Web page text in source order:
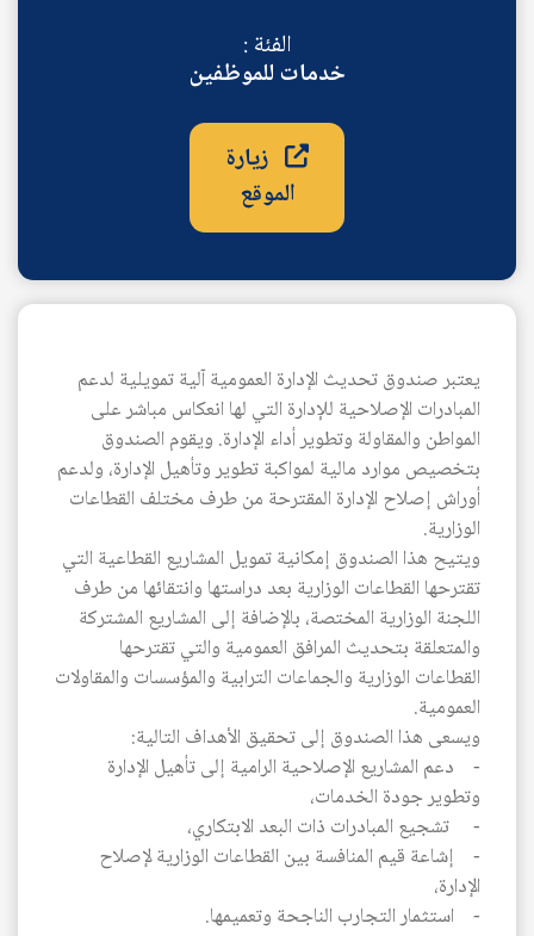
AR
الفئة :
خدمات للموظفين
زيارة
الموقع
يعتبر صندوق تحديث الإدارة العمومية آلية تمويلية لدعم
المبادرات الإصلاحية للإدارة التي لها انعكاس مباشر على
المواطن والمقاولة وتطوير أداء الإدارة. ويقوم الصندوق
بتخصيص موارد مالية لمواكبة تطوير وتأهيل الإدارة، ولدعم
أوراش إصلاح الإدارة المقترحة من طرف مختلف القطاعات
الوزارية.
ويتيح هذا الصندوق إمكانية تمويل المشاريع القطاعية التي
تقترحها القطاعات الوزارية بعد دراستها وانتقائها من طرف
اللجنة الوزارية المختصة، بالإضافة إلى المشاريع المشتركة
والمتعلقة بتحديث المرافق العمومية والتي تقترحها
القطاعات الوزارية والجماعات الترابية والمؤسسات والمقاولات
العمومية.
ويسعى هذا الصندوق إلى تحقيق الأهداف التالية:
- دعم المشاريع الإصلاحية الرامية إلى تأهيل الإدارة
وتطوير جودة الخدمات،
- تشجيع المبادرات ذات البعد الابتكاري،
- إشاعة قيم المنافسة بين القطاعات الوزارية لإصلاح
الإدارة،
- استثمار التجارب الناجحة وتعميمها.